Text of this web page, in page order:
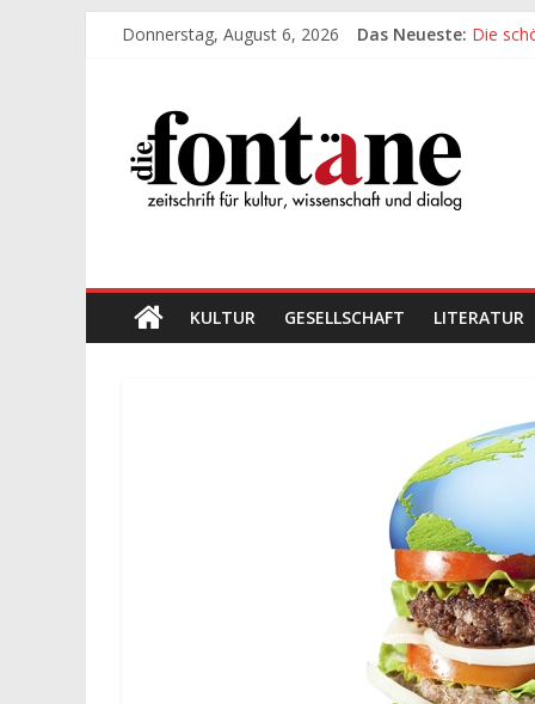
ZumDonnerstag, August 6, 2026 Das Neueste: Die
Die
Fontäne
kultur,
wissenschaft
und
KULTUR GESELLSCHAFT LITERATUR